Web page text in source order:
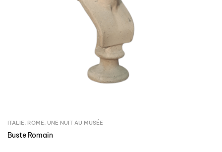
ITALIE, ROME, UNE NUIT AU MUSÉE
Buste Romain